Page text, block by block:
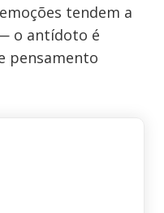
tendem a
o antídoto é
pensamento